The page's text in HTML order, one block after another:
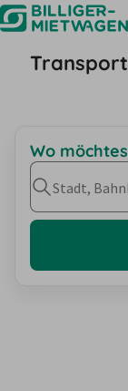
Wo
Stadt,